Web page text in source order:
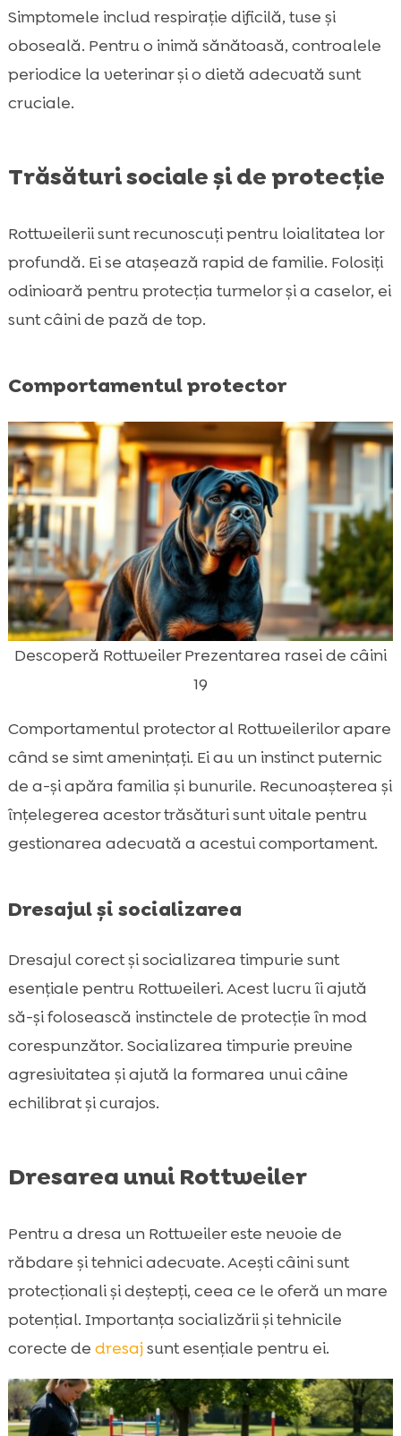
Simptomele includ respirație dificilă, tuse și
oboseală. Pentru o inimă sănătoasă, controalele
periodice la veterinar și o dietă adecvată sunt
cruciale.
Trăsături sociale și de protecție
Rottweilerii sunt recunoscuți pentru loialitatea lor
profundă. Ei se atașează rapid de familie. Folosiți
odinioară pentru protecția turmelor și a caselor, ei
sunt câini de pază de top.
Comportamentul protector
Descoperă Rottweiler Prezentarea rasei de câini
19
Comportamentul protector al Rottweilerilor apare
când se simt amenințați. Ei au un instinct puternic
de a-și apăra familia și bunurile. Recunoașterea și
înțelegerea acestor trăsături sunt vitale pentru
gestionarea adecvată a acestui comportament.
Dresajul și socializarea
Dresajul corect și socializarea timpurie sunt
esențiale pentru Rottweileri. Acest lucru îi ajută
să-și folosească instinctele de protecție în mod
corespunzător. Socializarea timpurie previne
agresivitatea și ajută la formarea unui câine
echilibrat și curajos.
Dresarea unui Rottweiler
Pentru a dresa un Rottweiler este nevoie de
răbdare și tehnici adecvate. Acești câini sunt
protecționali și deștepți, ceea ce le oferă un mare
potențial. Importanța socializării și tehnicile
corecte de dresajsunt esențiale pentru ei.